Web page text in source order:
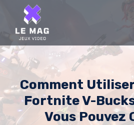
content
Comment
Fortnite V-
Vous Pouvez